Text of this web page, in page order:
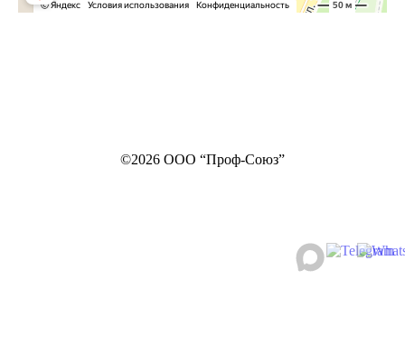
©2026 ООО “Проф-Союз”